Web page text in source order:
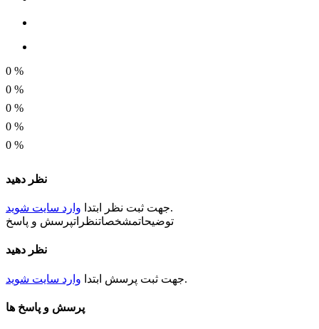
0 %
0 %
0 %
0 %
0 %
نظر دهید
جهت ثبت نظر ابتدا وارد سایت شوید
.
توضیحاتمشخصاتنظراتپرسش و پاسخ
نظر دهید
جهت ثبت پرسش ابتدا وارد سایت شوید .
پرسش و پاسخ ها